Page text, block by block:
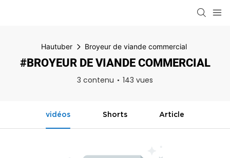
Hautuber Broyeur de viande commercial
#BROYEUR DE VIANDE COMMERCIAL
3 contenu 143 vues
vidéos Shorts Article